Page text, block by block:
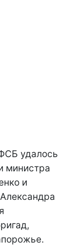
удалось
министра
и